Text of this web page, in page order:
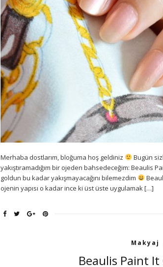
Merhaba dostlarım, bloğuma hoş geldiniz
Bugün
yakıştıramadığım bir ojeden bahsedeceğim: Beaulis
goldun bu kadar yakışmayacağını bilemezdim
ojenin yapısı o kadar ince ki üst üste uygulamak […]
Makyaj
Beaulis Paint